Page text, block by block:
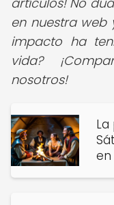
en nuestra web
impacto ha
vida?
nosotros!
La
en